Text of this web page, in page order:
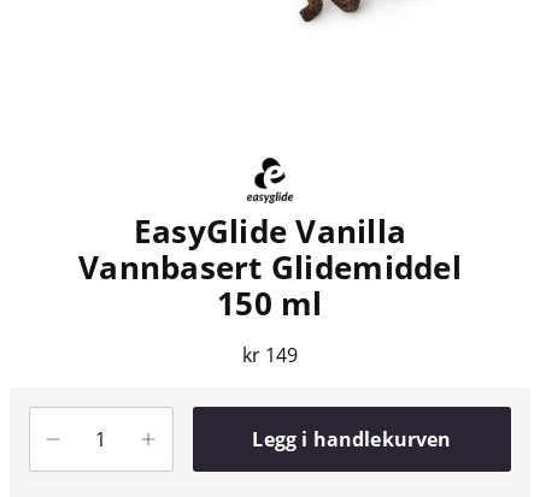
EasyGlide Vanilla
Vannbasert Glidemiddel
150 ml
kr 149
Legg i handlekurven